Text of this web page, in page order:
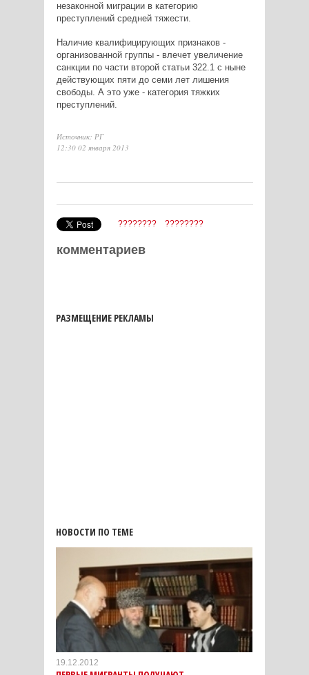
незаконной миграции в категорию
преступлений средней тяжести.
Наличие квалифицирующих признаков -
организованной группы - влечет увеличение
санкции по части второй статьи 322.1 с ныне
действующих пяти до семи лет лишения
свободы. А это уже - категория тяжких
преступлений.
Источник: РГ
12:30 02 января 2013
???????? ????????
комментариев
РАЗМЕЩЕНИЕ РЕКЛАМЫ
НОВОСТИ ПО ТЕМЕ
19.12.2012